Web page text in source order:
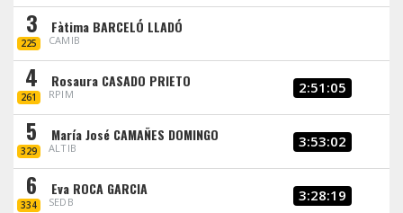
3
225
Fàtima BARCELÓ LLADÓ
CAMIB
4
261
Rosaura CASADO PRIETO
RPIM 2:51:05
5
329
María José CAMAÑES DOMINGO
ALTIB 3:53:02
6
334
Eva ROCA GARCIA
SEDB 3:28:19